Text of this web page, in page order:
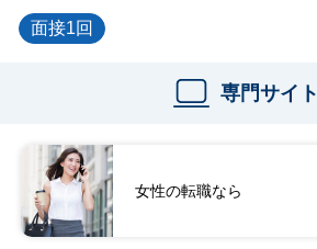
面接1回
専門サイト
女性の転職なら